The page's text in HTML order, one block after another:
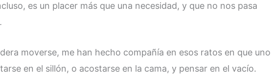
es un placer más que una necesidad, y que no nos pasa
moverse, me han hecho compañía en esos ratos en que uno
en el sillón, o acostarse en la cama, y pensar en el vacío.